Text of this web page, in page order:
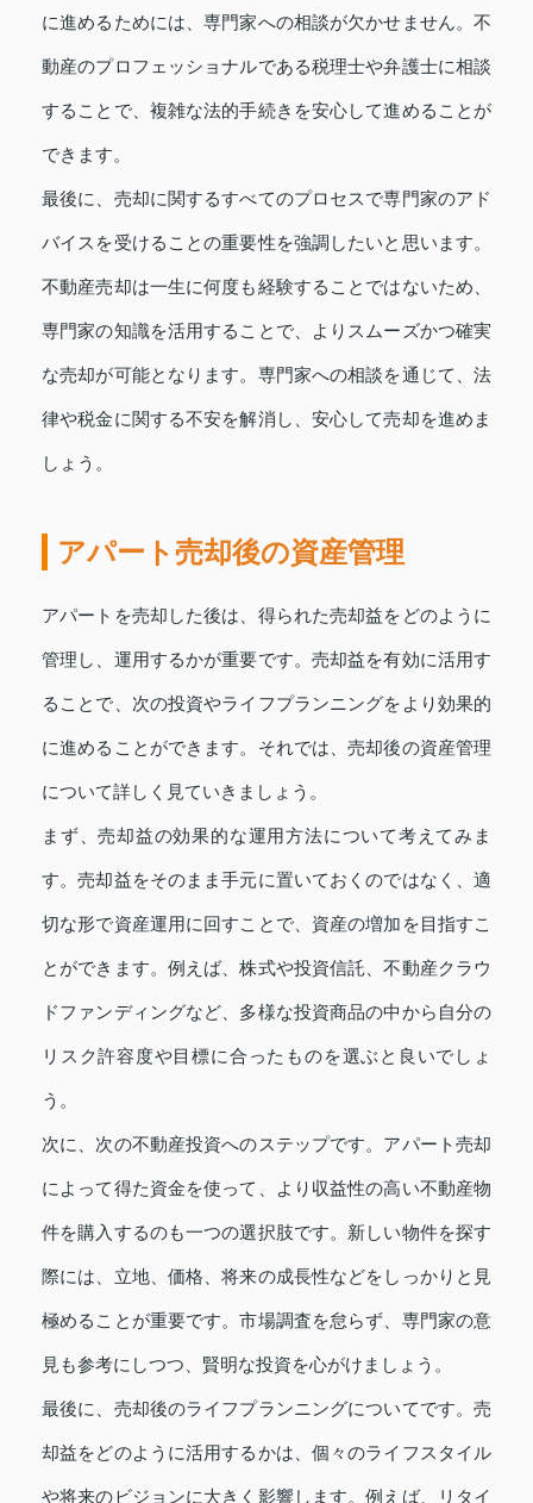
に進めるためには、専門家への相談が欠かせません。不
動産のプロフェッショナルである税理士や弁護士に相談
することで、複雑な法的手続きを安心して進めることが
できます。
最後に、売却に関するすべてのプロセスで専門家のアド
バイスを受けることの重要性を強調したいと思います。
不動産売却は一生に何度も経験することではないため、
専門家の知識を活用することで、よりスムーズかつ確実
な売却が可能となります。専門家への相談を通じて、法
律や税金に関する不安を解消し、安心して売却を進めま
しょう。
アパート売却後の資産管理
アパートを売却した後は、得られた売却益をどのように
管理し、運用するかが重要です。売却益を有効に活用す
ることで、次の投資やライフプランニングをより効果的
に進めることができます。それでは、売却後の資産管理
について詳しく見ていきましょう。
まず、売却益の効果的な運用方法について考えてみま
す。売却益をそのまま手元に置いておくのではなく、適
切な形で資産運用に回すことで、資産の増加を目指すこ
とができます。例えば、株式や投資信託、不動産クラウ
ドファンディングなど、多様な投資商品の中から自分の
リスク許容度や目標に合ったものを選ぶと良いでしょ
う。
次に、次の不動産投資へのステップです。アパート売却
によって得た資金を使って、より収益性の高い不動産物
件を購入するのも一つの選択肢です。新しい物件を探す
際には、立地、価格、将来の成長性などをしっかりと見
極めることが重要です。市場調査を怠らず、専門家の意
見も参考にしつつ、賢明な投資を心がけましょう。
最後に、売却後のライフプランニングについてです。売
却益をどのように活用するかは、個々のライフスタイル
や将来のビジョンに大きく影響します。例えば、リタイ